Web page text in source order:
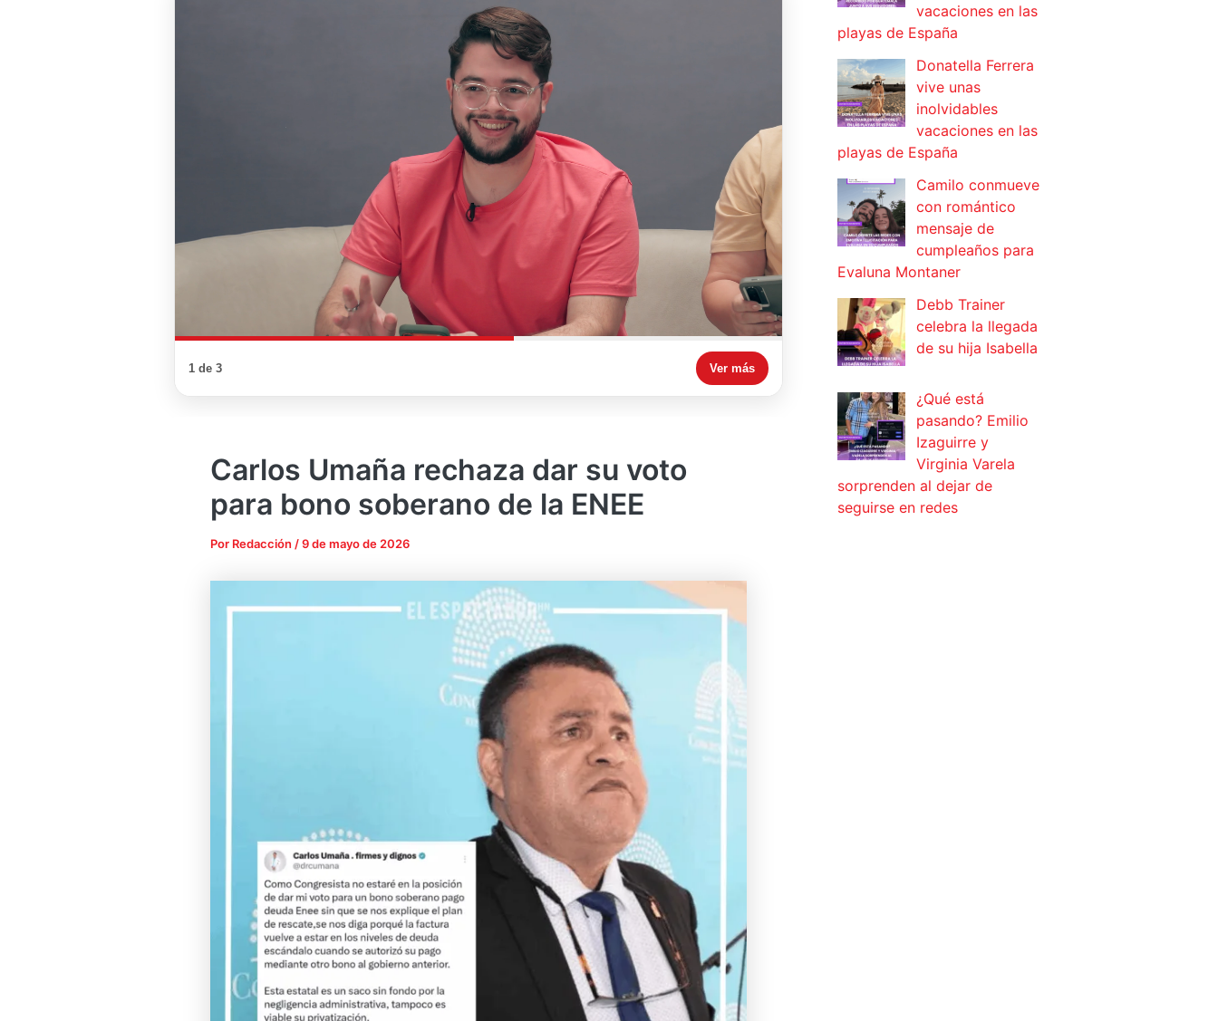
1 de 3 Ver más
Carlos Umaña rechaza dar su voto
para bono soberano de la ENEE
Por Redacción /9 de mayo de 2026
vacaciones en las
playas de España
Donatella Ferrera
vive unas
inolvidables
vacaciones en las
playas de España
Camilo conmueve
con romántico
mensaje de
cumpleaños para
Evaluna Montaner
Debb Trainer
celebra la llegada
de su hija Isabella
¿Qué está
pasando? Emilio
Izaguirre y
Virginia Varela
sorprenden al dejar de
seguirse en redes